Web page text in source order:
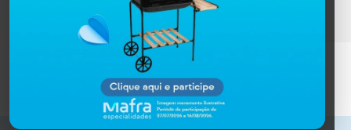
Nenhum produto encontrado!